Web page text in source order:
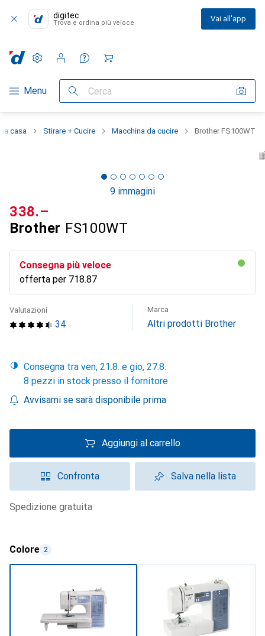
digitec
Trova e ordina più veloce Vai all'app
Categoria Navigazione
Menu Cerca
Impostazioni
Conto cliente
Liste di confronto
Liste dei desideri
Carrello
la casa Stirare + Cucire Macchina da cucire Brother FS100WT
9 immagini
Brother FS100WT
CHF
338.–
Consegna più veloce
offerta per CHF
718.87
34
Valutazioni Marca
Altri prodotti Brother
Consegna tra ven, 21.8. e gio, 27.8.
8 pezzi in stock presso il fornitore
Avvisami se sarà disponibile prima
Aggiungi al carrello
Confronta Salva nella lista
spedizione gratuita
Colore 2